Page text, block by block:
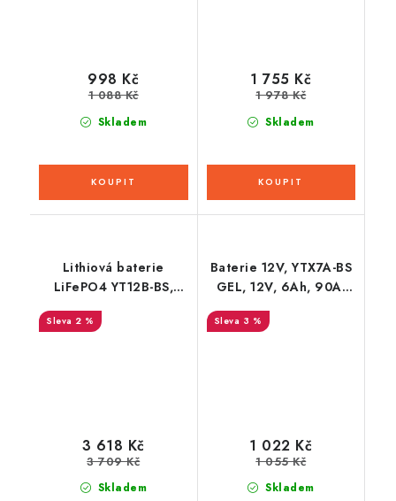
Skladem
998 Kč
1 088 Kč
Skladem
1 755 Kč
1 978 Kč
Lithiová baterie
LiFePO4 YT12B-BS,
6Ah, 360A, hmotnost
2 %
Skladem
3 618 Kč
3 709 Kč
Baterie 12V, YTX7A-BS
GEL, 12V, 6Ah, 90A,
technologie 150x87x93
3 %
Skladem
1 022 Kč
1 055 Kč